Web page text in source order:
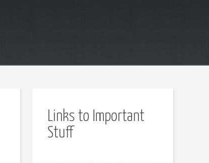
Links to Important
Stuff